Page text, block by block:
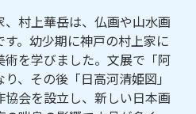
村上華岳は、仏画や山水画
。幼少期に神戸の村上家に
を学びました。文展で「阿
、その後「日高河清姫図」
会を設立し、新しい日本画